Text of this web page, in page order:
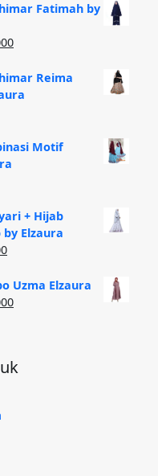
Fatimah by
Reima
Motif
+ Hijab
Elzaura
Uzma Elzaura